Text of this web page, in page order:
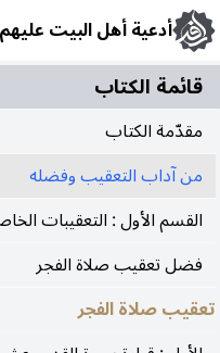
أدعية أهل البيت
قائمة الکتاب
مقدّمة الكتاب
من آداب التعقيب وفضله
القسم الأول : التعقيبات
فضل تعقيب صلاة الفجر
تعقيب صلاة الفجر من آداب